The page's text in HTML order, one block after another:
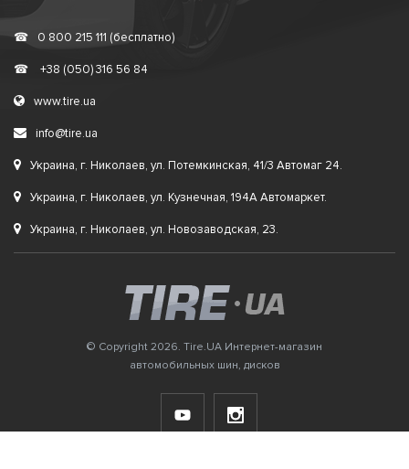
☎ 0 800 215 111 (бесплатно)
☎ +38 (050) 316 56 84
www.tire.ua
info@tire.ua
Украина, г. Николаев, ул. Потемкинская, 41/3 Автомаг 24.
Украина, г. Николаев, ул. Кузнечная, 194А Автомаркет.
Украина, г. Николаев, ул. Новозаводская, 23.
© Copyright 2026. Tire.UA Интернет-магазин
автомобильных шин, дисков